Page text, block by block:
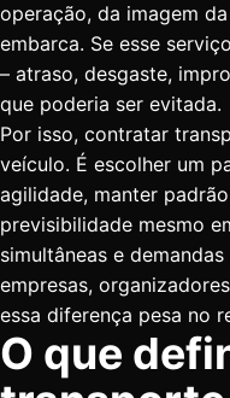
operação, da imagem
embarca. Se esse
– atraso, desgaste,
que poderia ser evitada.
Por isso, contratar
veículo. É escolher um
agilidade, manter
previsibilidade mesmo
simultâneas e
empresas,
essa diferença pesa no
O que